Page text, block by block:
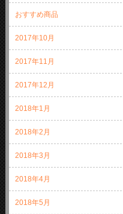
おすすめ商品
2017年10月
2017年11月
2017年12月
2018年1月
2018年2月
2018年3月
2018年4月
2018年5月